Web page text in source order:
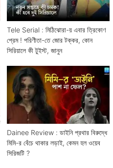
Tele Serial : মিঠিঝোরা-য় এবার ত্রিকোণ
প্রেম ! পরিণীতা-তে জোর টক্কর, কোন
সিরিয়ালে কী টুইস্ট, জানুন
Dainee Review : ডাইনি প্রথার বিরুদ্ধে
মিমি-র বেঁচে থাকার লড়াই, কেমন হল ওয়েব
সিরিজটি ?